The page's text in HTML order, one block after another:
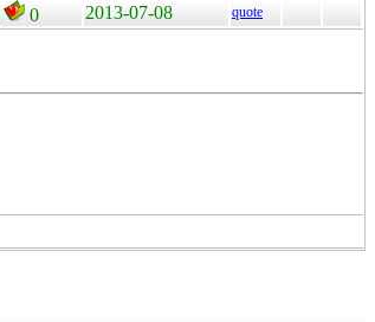
0 2013-07-08 quote